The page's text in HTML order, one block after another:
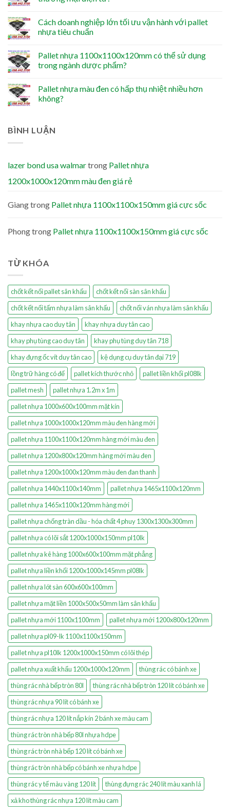
Cách doanh nghiệp lớn tối ưu vận hành với pallet
nhựa tiêu chuẩn
Pallet nhựa 1100x1100x120mm có thể sử dụng
trong ngành dược phẩm?
Pallet nhựa màu đen có hấp thụ nhiệt nhiều hơn
không?
BÌNH LUẬN
lazer bond usa walmartrong Pallet nhựa
1200x1000x120mm màu đen giá rẻ
Giangtrong Pallet nhựa 1100x1100x150mm giá cực sốc
Phongtrong Pallet nhựa 1100x1100x150mm giá cực sốc
TỪ KHÓA
chốt kết nối pallet sân khấu
chốt kết nối sàn sân khấu
chốt kết nối tấm nhựa làm sân khấu
chốt nối ván nhựa làm sân khấu
khay nhựa cao duy tân
khay nhựa duy tân cao
khay phụ tùng cao duy tân
khay phụ tùng duy tân 718
khay đựng ốc vít duy tân cao
kệ dụng cụ duy tân đại 719
lồng trữ hàng có đế
pallet kích thước nhỏ
pallet liền khối pl08lk
pallet mesh
pallet nhựa 1.2m x 1m
pallet nhựa 1000x600x100mm mặt kín
pallet nhựa 1000x1000x120mm màu đen hàng mới
pallet nhựa 1100x1100x120mm hàng mới màu đen
pallet nhựa 1200x800x120mm hàng mới màu đen
pallet nhựa 1200x1000x120mm màu đen đan thanh
pallet nhựa 1440x1100x140mm
pallet nhựa 1465x1100x120mm
pallet nhựa 1465x1100x120mm hàng mới
pallet nhựa chống tràn dầu - hóa chất 4 phuy 1300x1300x300mm
pallet nhựa có lõi sắt 1200x1000x150mm pl10lk
pallet nhựa kê hàng 1000x600x100mm mặt phẳng
pallet nhựa liền khối 1200x1000x145mm pl08lk
pallet nhựa lót sàn 600x600x100mm
pallet nhựa mặt liền 1000x500x50mm làm sân khấu
pallet nhựa mới 1100x1100mm
pallet nhựa mới 1200x800x120mm
pallet nhựa pl09-lk 1100x1100x150mm
pallet nhựa pl10lk 1200x1000x150mm có lõi thép
pallet nhựa xuất khẩu 1200x1000x120mm
thùng rác có bánh xe
thùng rác nhà bếp tròn 80l
thùng rác nhà bếp tròn 120 lít có bánh xe
thùng rác nhựa 90 lít có bánh xe
thùng rác nhựa 120 lít nắp kín 2 bánh xe màu cam
thùng rác tròn nhà bếp 80l nhựa hdpe
thùng rác tròn nhà bếp 120 lít có bánh xe
thùng rác tròn nhà bếp có bánh xe nhựa hdpe
thùng rác y tế màu vàng 120 lít
thùng đựng rác 240 lít màu xanh lá
xả kho thùng rác nhựa 120 lít màu cam